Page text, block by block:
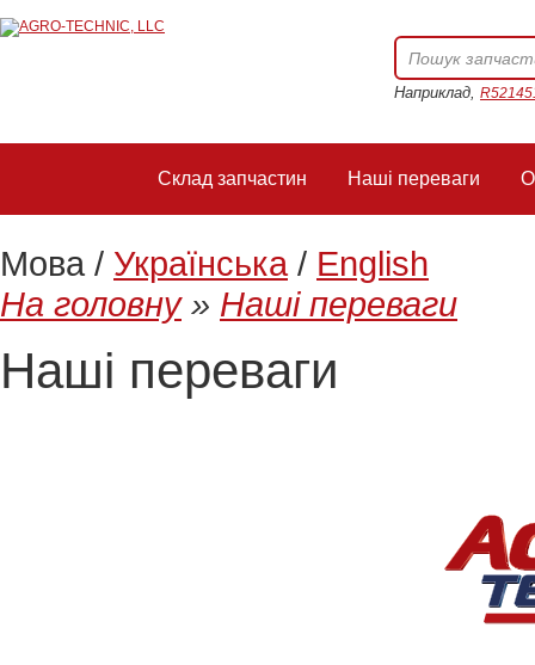
Наприклад,
Склад запчастин Наші переваги
Мова / Українська/ English
На головну» Наші переваги
Наші переваги